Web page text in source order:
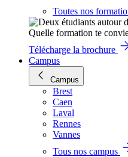
Toutes nos
Quelle formation te
Télécharge la brochure
Campus
Campus
Brest
Caen
Laval
Rennes
Vannes
Tous nos campus